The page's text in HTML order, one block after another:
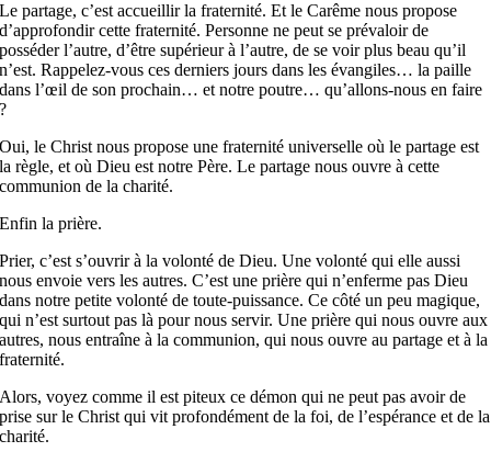
Le partage, c’est accueillir la fraternité. Et le Carême nous propose
d’approfondir cette fraternité. Personne ne peut se prévaloir de
posséder l’autre, d’être supérieur à l’autre, de se voir plus beau qu’il
n’est. Rappelez-vous ces derniers jours dans les évangiles… la paille
dans l’œil de son prochain… et notre poutre… qu’allons-nous en faire
?
Oui, le Christ nous propose une fraternité universelle où le partage est
la règle, et où Dieu est notre Père. Le partage nous ouvre à cette
communion de la charité.
Enfin la prière.
Prier, c’est s’ouvrir à la volonté de Dieu. Une volonté qui elle aussi
nous envoie vers les autres. C’est une prière qui n’enferme pas Dieu
dans notre petite volonté de toute-puissance. Ce côté un peu magique,
qui n’est surtout pas là pour nous servir. Une prière qui nous ouvre aux
autres, nous entraîne à la communion, qui nous ouvre au partage et à la
fraternité.
Alors, voyez comme il est piteux ce démon qui ne peut pas avoir de
prise sur le Christ qui vit profondément de la foi, de l’espérance et de la
charité.